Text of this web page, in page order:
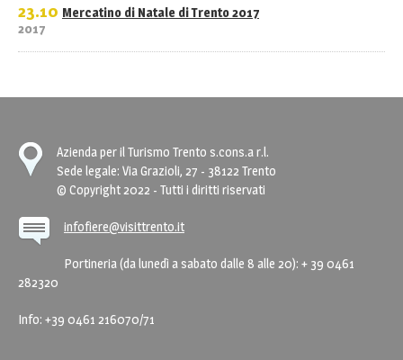
23.10
2017
Mercatino di Natale di Trento 2017
Azienda per il Turismo Trento s.cons.a r.l.
Sede legale: Via Grazioli, 27 - 38122 Trento
© Copyright 2022 - Tutti i diritti riservati
infofiere@visittrento.it
Portineria (da lunedì a sabato dalle 8 alle 20): + 39 0461
282320
Info: +39 0461 216070/71